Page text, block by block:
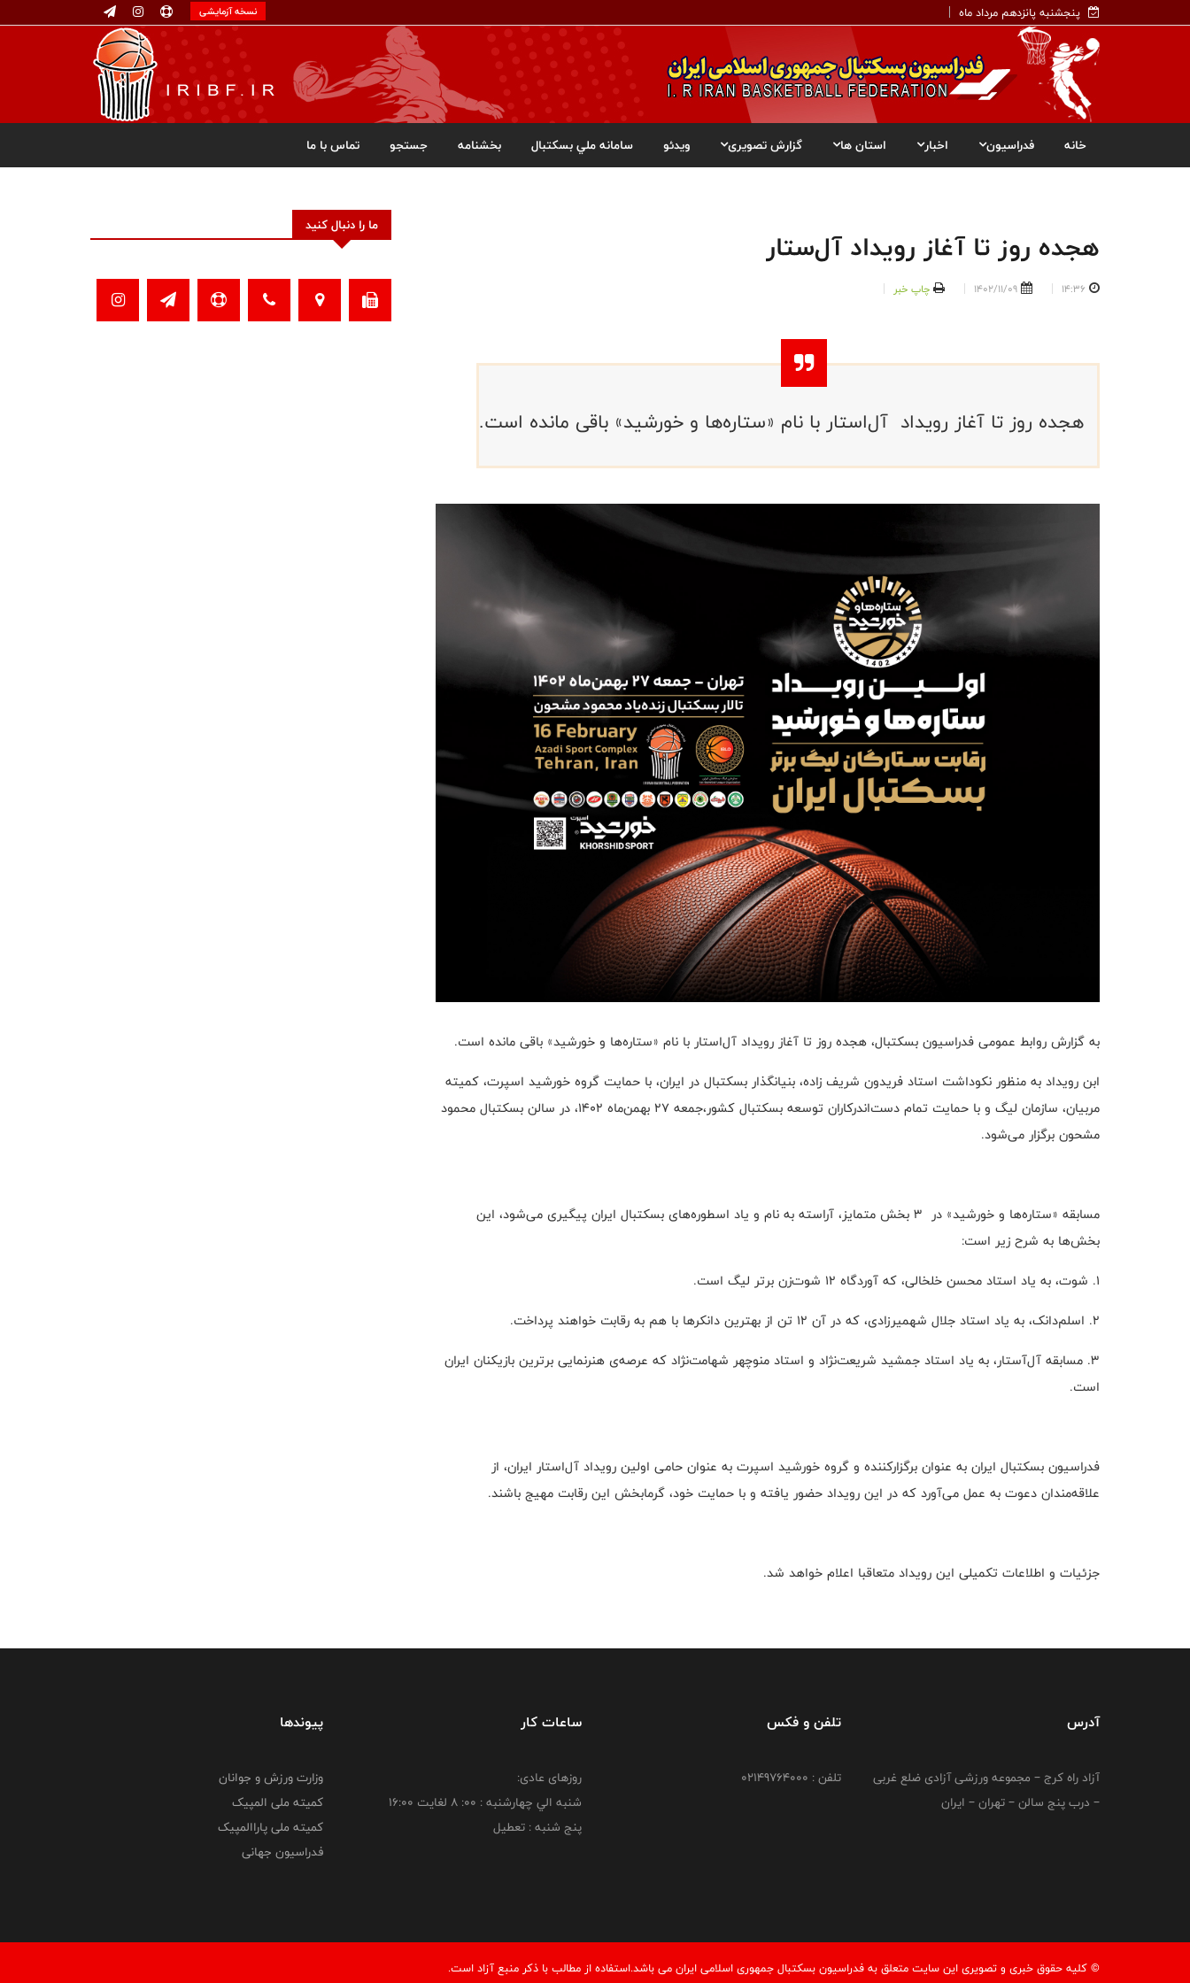
پنجشنبه پانزدهم مرداد ماه نسخه آزمایشی
خانه فدراسیون اخبار استان ها گزارش تصویری ویدئو سامانه ملي بسکتبال بخشنامه جستجو تماس با ما
هجده روز تا آغاز رویداد آل‌ستار
14:36
1402/11/09 چاپ خبر
هجده روز تا آغاز رویداد آل‌استار با نام «ستاره‌ها و خورشید» باقی مانده است.
به گزارش روابط عمومی فدراسیون بسکتبال، هجده روز تا آغاز رویداد آل‌استار با نام «ستاره‌ها و خورشید» باقی مانده است.
ابن رویداد به منظور نکوداشت استاد فریدون شریف زاده، بنیانگذار بسکتبال در ایران، با حمایت گروه خورشید اسپرت، کمیته‌
مربیان، سازمان لیگ و با حمایت تمام دست‌اندرکاران توسعه‌ بسکتبال کشور،جمعه ۲۷ بهمن‌ماه ۱۴۰۲، در سالن بسکتبال محمود
مشحون برگزار می‌شود.
مسابقه «ستاره‌ها و خورشید» در ۳ بخش متمایز، آراسته به نام و یاد اسطوره‌های بسکتبال ایران پیگیری می‌شود، این
بخش‌ها به شرح زیر است:
۱. شوت، به یاد استاد محسن خلخالی، که آوردگاه ۱۲ شوت‌زن برتر لیگ است.
۲. اسلم‌دانک، به یاد استاد جلال شهمیرزادی، که در آن ۱۲ تن از بهترین دانکرها با هم به رقابت خواهند پرداخت.
۳. مسابقه آل‌آستار، به یاد استاد جمشید شریعت‌نژ‌اد و استاد منوچهر شهامت‌نژاد که عرصه‌ی هنرنمایی برترین‌ بازیکنان ایران
است.
فدراسیون بسکتبال ایران به عنوان برگزارکننده و گروه خورشید اسپرت به عنوان حامی اولین رویداد آل‌استار ایران، از
علاقه‌مندان دعوت به عمل می‌آورد که در این رویداد حضور یافته و با حمایت خود، گرمابخش این رقابت مهیج باشند.
جزئیات و اطلاعات تکمیلی این رویداد متعاقبا اعلام خواهد شد.
ما را دنبال کنید
آدرس
آزاد راه کرج – مجموعه ورزشی آزادی ضلع غربی
– درب پنج سالن – تهران – ایران
تلفن و فکس
تلفن : 02149764000
ساعات کار
روزهای عادی:
شنبه الي چهارشنبه : 00: 8 لغايت 16:00
پنج شنبه : تعطیل
پیوندها
وزارت ورزش و جوانان
کمیته ملی المپیک
کمیته ملی پاراالمپیک
فدراسیون جهانی
© کليه حقوق خبری و تصويری اين سايت متعلق به فدراسیون بسکتبال جمهوری اسلامی ایران می باشد.استفاده از مطالب با ذكر منبع آزاد است.